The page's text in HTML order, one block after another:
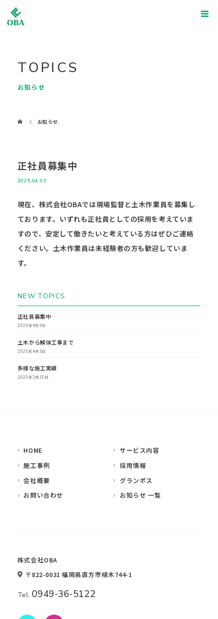
TOPICS
お知らせ
お知らせ
正社員募集中
2025.04.03
現在、株式会社OBAでは現場監督と土木作業員を募集し
ております。いずれも正社員としての採用を考えていま
すので、安定して働きたいと考えている方はぜひご連絡
ください。土木作業員は未経験者の方も歓迎していま
す。
NEW TOPICS
正社員募集中
2025年4月3日
土木から解体工事まで
2025年4月3日
多様な施工実績
2025年3月25日
HOME
サービス内容
施工事例
採用情報
会社概要
グランポス
お問い合わせ
お知らせ 一覧
株式会社OBA
〒822-0031 福岡県直方市植木744-1
Tel. 0949-36-5122